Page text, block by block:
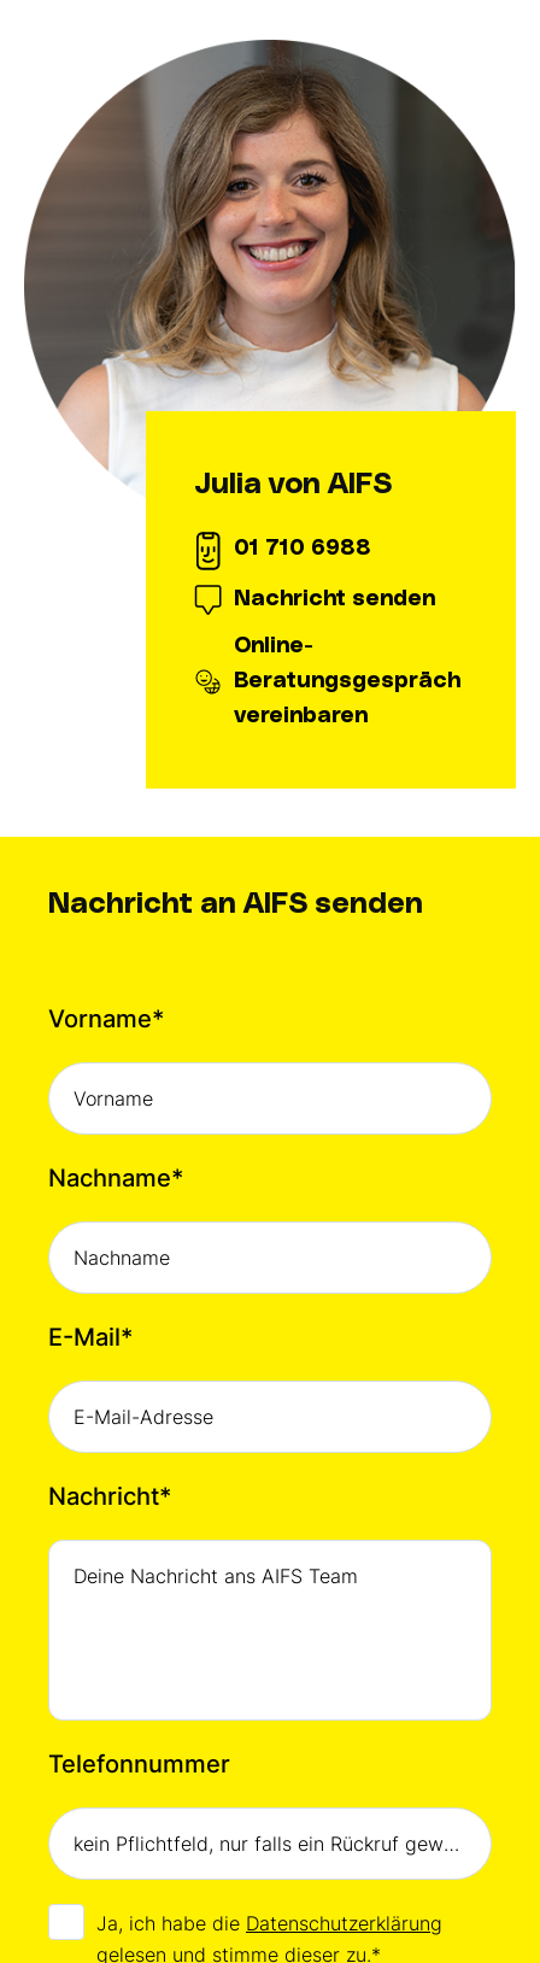
Julia von AIFS
01 710 6988
Nachricht senden
Online-
Beratungsgespräch
vereinbaren
Nachricht an AIFS senden
Vorname*
Nachname*
E-Mail*
Nachricht*
Telefonnummer
Ja, ich habe die Datenschutzerklärung
gelesen und stimme dieser zu.*